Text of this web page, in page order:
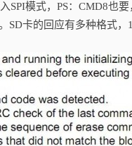
模式，PS：CMD8也
卡的回应有多种格式，